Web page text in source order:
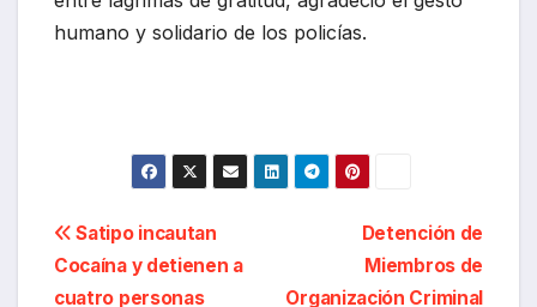
humano y solidario de los policías.
Navegación
de
Detención de
Miembros de
Organización Criminal
Satipo incautan
Cocaína y detienen a
cuatro personas